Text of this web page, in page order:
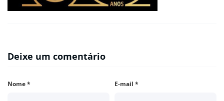
Deixe um comentário
Nome* E-mail *